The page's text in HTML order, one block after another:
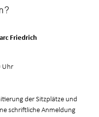
Friedrich
Uhr
der Sitzplätze und
schriftliche Anmeldung